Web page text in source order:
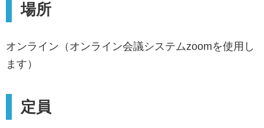
場所
オンライン（オンライン会議システムzoomを使用し
ます）
定員